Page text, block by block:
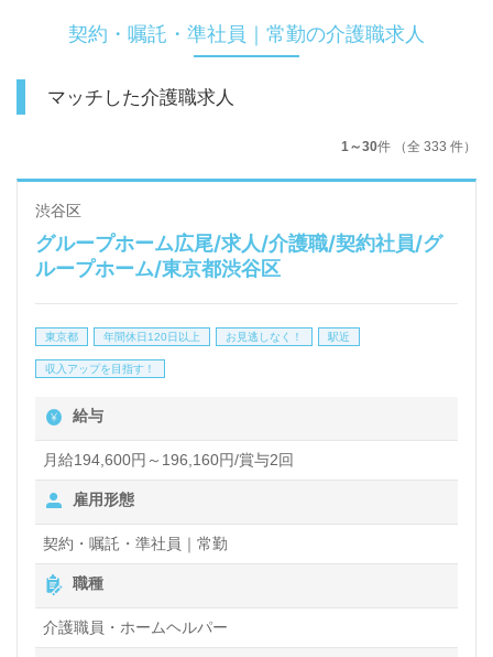
契約・嘱託・準社員｜常勤の介護職求人
マッチした介護職求人
1～30件 （全 333 件）
渋谷区
グループホーム広尾/求人/介護職/契約社員/グ
ループホーム/東京都渋谷区
東京都 年間休日120日以上 お見逃しなく！ 駅近
収入アップを目指す！
給与
月給194,600円～196,160円/賞与2回
雇用形態
契約・嘱託・準社員｜常勤
職種
介護職員・ホームヘルパー